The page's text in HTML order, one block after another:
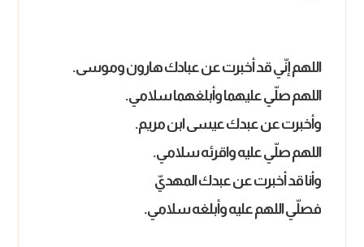
اللهم إنّي قد أخبرت عن عبادك هارون وموسى.
اللهم صلّي عليهما وأبلغهما سلامي.
وأخبرت عن عبدك عيسى ابن مريم.
اللهم صلّي عليه واقرئه سلامي.
وأنا قد أخبرت عن عبدك المهديّ
فصلّي اللهم عليه وأبلغه سلامي.